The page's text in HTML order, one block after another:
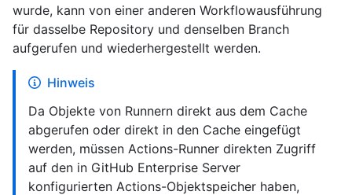
wurde, kann von einer anderen Workflowausführung
für dasselbe Repository und denselben Branch
aufgerufen und wiederhergestellt werden.
Hinweis
Da Objekte von Runnern direkt aus dem Cache
abgerufen oder direkt in den Cache eingefügt
werden, müssen Actions-Runner direkten Zugriff
auf den in GitHub Enterprise Server
konfigurierten Actions-Objektspeicher haben,